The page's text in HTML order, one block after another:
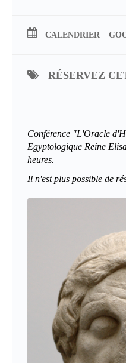
CALENDRIER
RÉSERVEZ
Conférence "L'Oracle
Egyptologique Reine
heures.
Il n'est plus possible de